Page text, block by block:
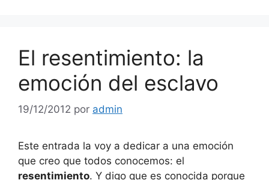
El resentimiento: la
emoción del esclavo
19/12/2012 por admin
Este entrada la voy a dedicar a una emoción
que creo que todos conocemos: el
resentimiento. Y digo que es conocida porque